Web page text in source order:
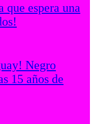
espera una
Negro
15 años de